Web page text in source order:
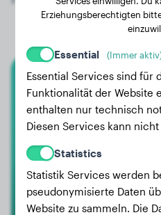
Erziehungsberechtigten
Essential (Immer
Essential Services sind für
Funktionalität der Website
enthalten nur technisch
Diesen Services kann
Statistics
Statistik Services werden
pseudonymisierte Daten
Website zu sammeln. Die